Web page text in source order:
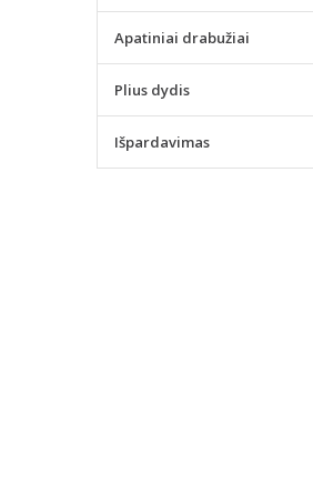
Apatiniai drabužiai
Plius dydis
Išpardavimas